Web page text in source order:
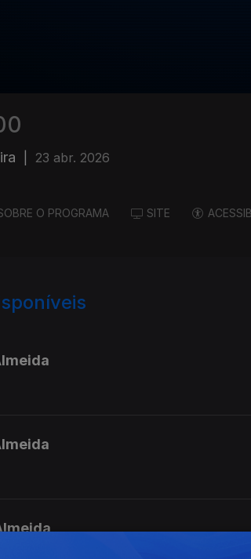
23 abr. 2026
O PROGRAMA SITE